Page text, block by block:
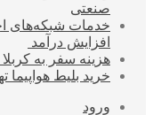
صنعتی
افزایش درآمد
هزینه سفر به کربلا
خرید بلیط هواپیما
ورود